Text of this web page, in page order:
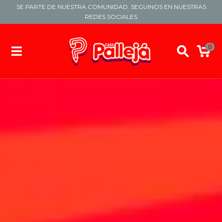
SE PARTE DE NUESTRA COMUNIDAD. SEGUINOS EN NUESTRAS
REDES SOCIALES
0